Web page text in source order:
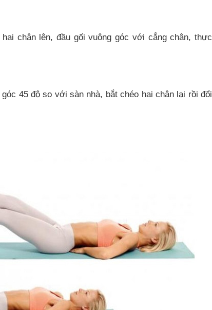
chân lên, đầu gối vuông góc với cẳng chân, thực
45 độ so với sàn nhà, bắt chéo hai chân lại rồi đổi